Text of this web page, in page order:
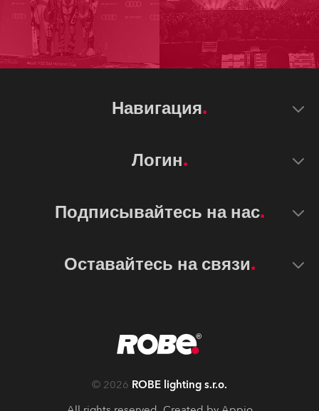
Навигация
Логин
Подписывайтесь на нас
Оставайтесь на связи
© 2026 ROBE lighting s.r.o.